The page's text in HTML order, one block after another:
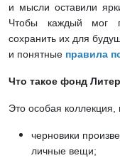
и мысли оставили
Чтобы каждый мог
сохранить их для
и понятные правила
Что такое фонд
Это особая
черновики
личные вещи;